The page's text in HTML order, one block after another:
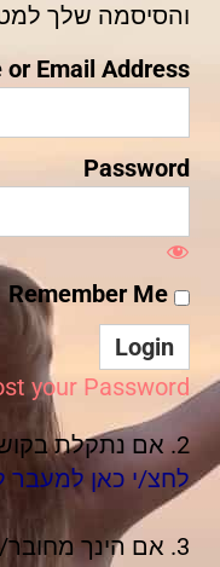
והסיסמה שלך
or Email Address
Password
your Password?
2. אם נתקלת בקושי להתחבר למערכת,
לחצ/י כאן למעבר
3. אם הינך מחובר/ת למערכת